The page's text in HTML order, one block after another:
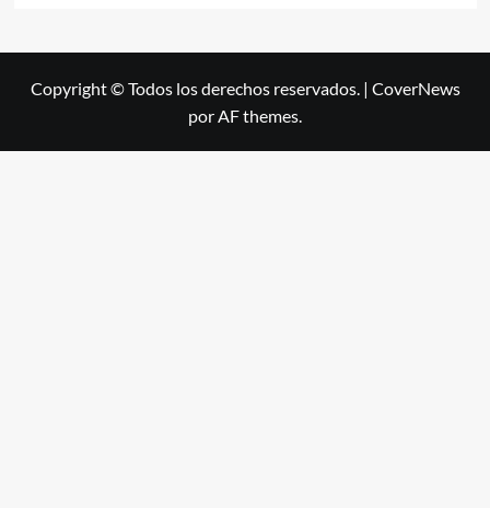
Copyright © Todos los derechos reservados. | CoverNews
por AF themes.